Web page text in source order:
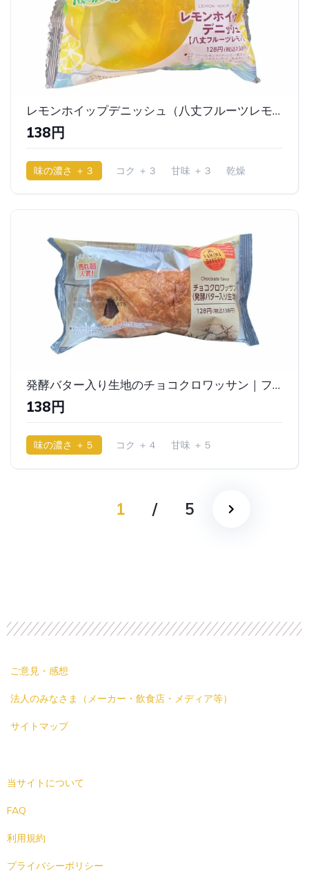
レモンホイップデニッシュ（八丈フルーツレモン）｜ファミリーマート
138円
味の濃さ ＋３ コク ＋３ 甘味 ＋３ 乾燥
発酵バター入り生地のチョコクロワッサン｜ファミリーマート
138円
味の濃さ ＋５ コク ＋４
甘味 ＋５
1 / 5
ご意見・感想
法人のみなさま（メーカー・飲食店・メディア等）
サイトマップ
当サイトについて
FAQ
利用規約
プライバシーポリシー